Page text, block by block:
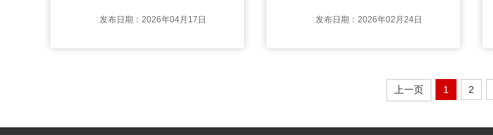
TR53 规范）发布日期：2026年04月17日
U 盘记录及分析数据
发布日期：2026年02月24日
上一页 1 2